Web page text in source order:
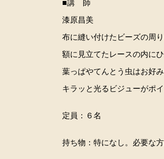
■講 師
漆原昌美
布に縫い付けたビーズの周
額に見立てたレースの内に
葉っぱやてんとう虫はお好み
キラッと光るビジューがポイ
定員：６名
持ち物：特になし。必要な